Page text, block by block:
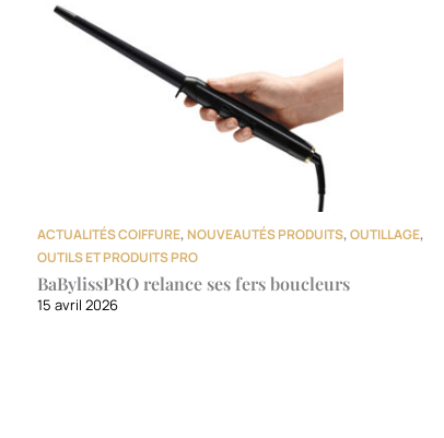
ACTUALITÉS COIFFURE, NOUVEAUTÉS PRODUITS,OUTILLAGE,
OUTILS ET PRODUITS PRO
BaBylissPRO relance ses fers boucleurs
15 avril 2026